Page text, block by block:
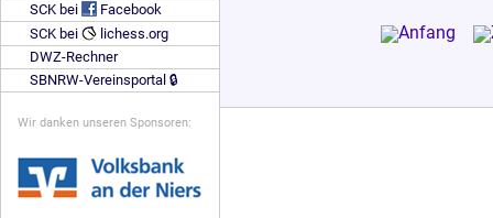
SCK bei
Facebook
SCK bei
lichess.org
DWZ-Rechner
SBNRW-Vereinsportal 🔒
Wir danken unseren Sponsoren: